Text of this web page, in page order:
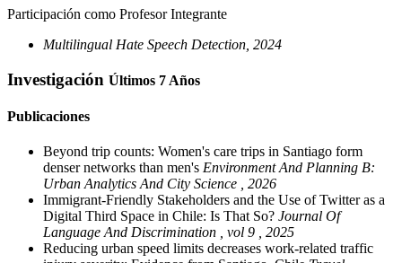
Participación como Profesor Integrante
Multilingual Hate Speech Detection, 2024
Investigación Últimos 7 Años
Publicaciones
Beyond trip counts: Women's care trips in Santiago form
denser networks than men's Environment And Planning B:
Urban Analytics And City Science , 2026
Immigrant-Friendly Stakeholders and the Use of Twitter as a
Digital Third Space in Chile: Is That So? Journal Of
Language And Discrimination , vol 9 , 2025
Reducing urban speed limits decreases work-related traffic